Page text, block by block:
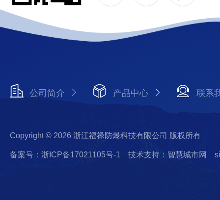
公司简介 产品中心 联系
Copyright © 2026 浙江福禄防爆科技有限公司 版权所有
备案号：浙ICP备17021105号-1 技术支持：智慧城市网